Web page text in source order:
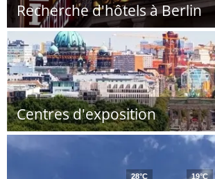
Recherche d'hôtels à Berlin
Centres d'exposition
28°C
19°C